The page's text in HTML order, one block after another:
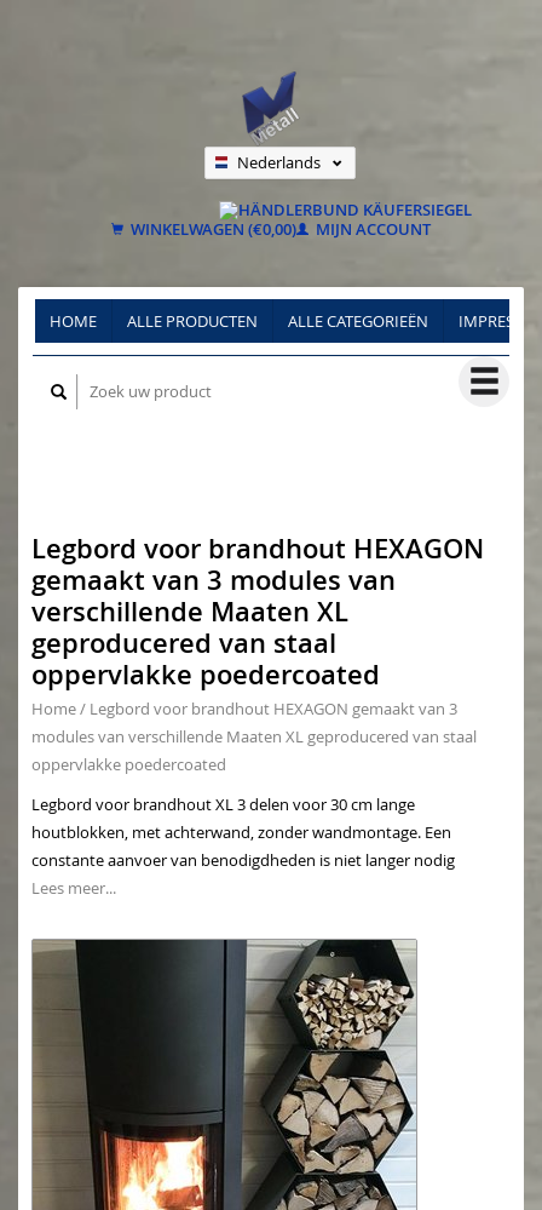
Nederlands
Français
WINKELWAGEN (€0,00) MIJN ACCOUNT
HOME ALLE PRODUCTEN ALLE CATEGORIEËN
Legbord voor brandhout HEXAGON
gemaakt van 3 modules van
verschillende Maaten XL
geproducered van staal
oppervlakke poedercoated
Home/ Legbord voor brandhout HEXAGON gemaakt van 3
modules van verschillende Maaten XL geproducered van staal
oppervlakke poedercoated
Legbord voor brandhout XL 3 delen voor 30 cm lange
houtblokken, met achterwand, zonder wandmontage. Een
constante aanvoer van benodigdheden is niet langer nodig
Lees meer...